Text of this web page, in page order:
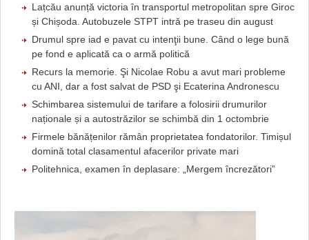
Lațcău anunță victoria în transportul metropolitan spre Giroc
și Chișoda. Autobuzele STPT intră pe traseu din august
Drumul spre iad e pavat cu intenţii bune. Când o lege bună
pe fond e aplicată ca o armă politică
Recurs la memorie. Şi Nicolae Robu a avut mari probleme
cu ANI, dar a fost salvat de PSD şi Ecaterina Andronescu
Schimbarea sistemului de tarifare a folosirii drumurilor
naționale și a autostrăzilor se schimbă din 1 octombrie
Firmele bănățenilor rămân proprietatea fondatorilor. Timișul
domină total clasamentul afacerilor private mari
Politehnica, examen în deplasare: „Mergem încrezători”